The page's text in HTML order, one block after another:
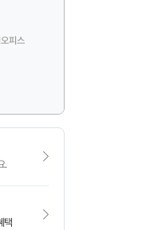
피스
.
택